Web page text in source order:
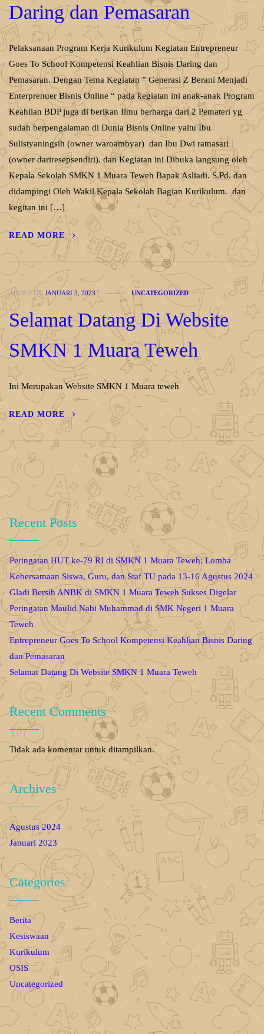
Daring dan Pemasaran
Pelaksanaan Program Kerja Kurikulum Kegiatan Entrepreneur
Goes To School Kompetensi Keahlian Bisnis Daring dan
Pemasaran. Dengan Tema Kegiatan ” Generasi Z Berani Menjadi
Enterprenuer Bisnis Online “ pada kegiatan ini anak-anak Program
Keahlian BDP juga di berikan Ilmu berharga dari 2 Pemateri yg
sudah berpengalaman di Dunia Bisnis Online yaitu Ibu
Sulistyaningsih (owner waroambyar) dan Ibu Dwi ratnasari
(owner dariresepsendiri). dan Kegiatan ini Dibuka langsung oleh
Kepala Sekolah SMKN 1 Muara Teweh Bapak Asliadi. S.Pd. dan
didampingi Oleh Wakil Kepala Sekolah Bagian Kurikulum. dan
kegitan ini […]
READ MORE
ADDED ONJANUARI 3, 2023 UNCATEGORIZED
Selamat Datang Di Website
SMKN 1 Muara Teweh
Ini Merupakan Website SMKN 1 Muara teweh
READ MORE
Recent Posts
Peringatan HUT ke-79 RI di SMKN 1 Muara Teweh: Lomba
Kebersamaan Siswa, Guru, dan Staf TU pada 13-16 Agustus 2024
Gladi Bersih ANBK di SMKN 1 Muara Teweh Sukses Digelar
Peringatan Maulid Nabi Muhammad di SMK Negeri 1 Muara
Teweh
Entrepreneur Goes To School Kompetensi Keahlian Bisnis Daring
dan Pemasaran
Selamat Datang Di Website SMKN 1 Muara Teweh
Recent Comments
Tidak ada komentar untuk ditampilkan.
Archives
Agustus 2024
Januari 2023
Categories
Berita
Kesiswaan
Kurikulum
OSIS
Uncategorized